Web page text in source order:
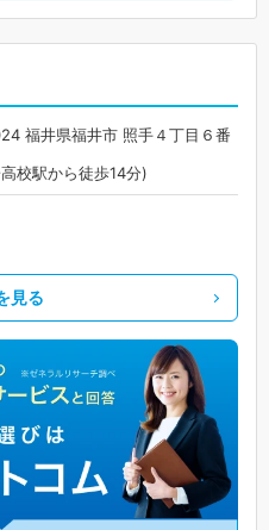
福井県福井市 照手４丁目６番
校駅から徒歩14分)
見る